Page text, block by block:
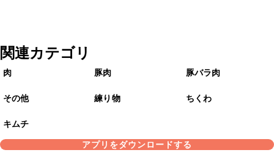
関連カテゴリ
肉 豚肉 豚バラ肉
その他 練り物 ちくわ
キムチ
アプリをダウンロードする